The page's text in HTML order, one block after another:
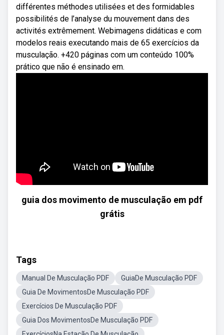
différentes méthodes utilisées et des formidables
possibilités de l’analyse du mouvement dans des
activités extrêmement. Webimagens didáticas e com
modelos reais executando mais de 65 exercícios da
musculação. +420 páginas com um conteúdo 100%
prático que não é ensinado em.
guia dos movimento de musculação em pdf
grátis
Tags
Manual De Musculação PDF
GuiaDe Musculação PDF
Guia De MovimentosDe Musculação PDF
Exercícios De Musculação PDF
Guia Dos MovimentosDe Musculação PDF